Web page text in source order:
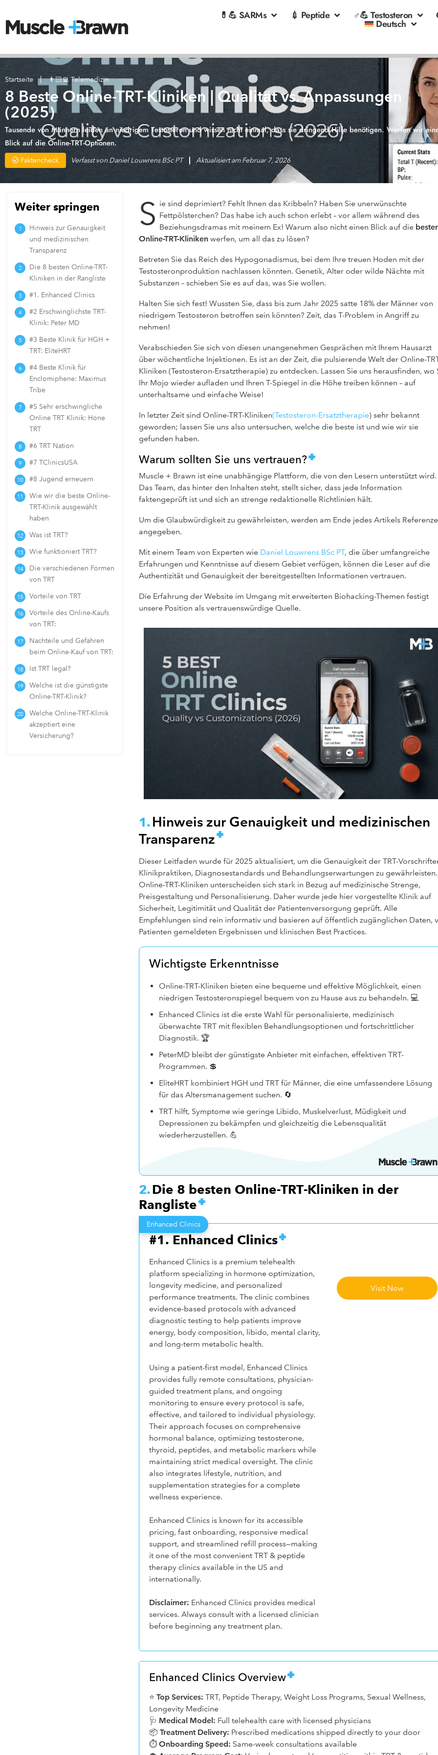
💊💪 SARMs 💉 Peptide ♂💪 Testosteron
Deutsch
Startseite 👨🏻‍💻 Telemedizin
8 Beste Online-TRT-Kliniken | Qualität vs. Anpassungen
(2025)
Tausende von Männern leiden an niedrigem Testosteron und wissen nicht einmal, dass sie dringend Hilfe benötigen. Werfen wir
Blick auf die Online-TRT-Optionen.
Faktencheck Verfasst von Daniel Louwrens BSc PT Aktualisiert am Februar 7, 2026
Weiter springen
Hinweis zur Genauigkeit
und medizinischen
Transparenz
Die 8 besten Online-TRT-
Kliniken in der Rangliste
#1. Enhanced Clinics
#2 Erschwinglichste TRT-
Klinik: Peter MD
#3 Beste Klinik für HGH +
TRT: EliteHRT
#4 Beste Klinik für
Enclomiphene: Maximus
Tribe
#5 Sehr erschwingliche
Online TRT Klinik: Hone
TRT
#6 TRT Nation
#7 TClinicsUSA
#8 Jugend erneuern
Wie wir die beste Online-
TRT-Klinik ausgewählt
haben
Was ist TRT?
Wie funktioniert TRT?
Die verschiedenen Formen
von TRT
Vorteile von TRT
Vorteile des Online-Kaufs
von TRT:
Nachteile und Gefahren
beim Online-Kauf von TRT:
Ist TRT legal?
Welche ist die günstigste
Online-TRT-Klinik?
Welche Online-TRT-Klinik
akzeptiert eine
Versicherung?
S ie sind deprimiert? Fehlt Ihnen das Kribbeln? Haben Sie unerwünschte
Fettpölsterchen? Das habe ich auch schon erlebt – vor allem während des
Beziehungsdramas mit meinem Ex! Warum also nicht einen Blick auf die
Online-TRT-Kliniken werfen, um all das zu lösen?
Betreten Sie das Reich des Hypogonadismus, bei dem Ihre treuen Hoden mit der
Testosteronproduktion nachlassen könnten. Genetik, Alter oder wilde Nächte mit
Substanzen – schieben Sie es auf das, was Sie wollen.
Halten Sie sich fest! Wussten Sie, dass bis zum Jahr 2025 satte 18% der Männer von
niedrigem Testosteron betroffen sein könnten? Zeit, das T-Problem in Angriff zu
nehmen!
Verabschieden Sie sich von diesen unangenehmen Gesprächen mit Ihrem Hausarzt
über wöchentliche Injektionen. Es ist an der Zeit, die pulsierende Welt der Online-
Kliniken (Testosteron-Ersatztherapie) zu entdecken. Lassen Sie uns herausfinden, wo
Ihr Mojo wieder aufladen und Ihren T-Spiegel in die Höhe treiben können – auf
unterhaltsame und einfache Weise!
In letzter Zeit sind Online-TRT-Kliniken(Testosteron-Ersatztherapie) sehr bekannt
geworden; lassen Sie uns also untersuchen, welche die beste ist und wie wir sie
gefunden haben.
Warum sollten Sie uns vertrauen?
Muscle + Brawn ist eine unabhängige Plattform, die von den Lesern unterstützt wird.
Das Team, das hinter den Inhalten steht, stellt sicher, dass jede Information
faktengeprüft ist und sich an strenge redaktionelle Richtlinien hält.
Um die Glaubwürdigkeit zu gewährleisten, werden am Ende jedes Artikels
angegeben.
Mit einem Team von Experten wie Daniel Louwrens BSc PT, die über umfangreiche
Erfahrungen und Kenntnisse auf diesem Gebiet verfügen, können die Leser auf die
Authentizität und Genauigkeit der bereitgestellten Informationen vertrauen.
Die Erfahrung der Website im Umgang mit erweiterten Biohacking-Themen festigt
unsere Position als vertrauenswürdige Quelle.
Hinweis zur Genauigkeit und medizinischen
Transparenz
Dieser Leitfaden wurde für 2025 aktualisiert, um die Genauigkeit der TRT-
Klinikpraktiken, Diagnosestandards und Behandlungserwartungen zu gewährleisten.
Online-TRT-Kliniken unterscheiden sich stark in Bezug auf medizinische Strenge,
Preisgestaltung und Personalisierung. Daher wurde jede hier vorgestellte Klinik auf
Sicherheit, Legitimität und Qualität der Patientenversorgung geprüft. Alle
Empfehlungen sind rein informativ und basieren auf öffentlich zugänglichen Daten,
Patienten gemeldeten Ergebnissen und klinischen Best Practices.
Wichtigste Erkenntnisse
Online-TRT-Kliniken bieten eine bequeme und effektive Möglichkeit, einen
niedrigen Testosteronspiegel bequem von zu Hause aus zu behandeln. 💻
Enhanced Clinics ist die erste Wahl für personalisierte, medizinisch
überwachte TRT mit flexiblen Behandlungsoptionen und fortschrittlicher
Diagnostik. 🏆
PeterMD bleibt der günstigste Anbieter mit einfachen, effektiven TRT-
Programmen. 💲
EliteHRT kombiniert HGH und TRT für Männer, die eine umfassendere Lösung
für das Altersmanagement suchen. 🔄
TRT hilft, Symptome wie geringe Libido, Muskelverlust, Müdigkeit und
Depressionen zu bekämpfen und gleichzeitig die Lebensqualität
wiederherzustellen. 💪
Die 8 besten Online-TRT-Kliniken in der
Rangliste
Enhanced Clinics
#1. Enhanced Clinics
Enhanced Clinics is a premium telehealth
platform specializing in hormone optimization,
longevity medicine, and personalized
performance treatments. The clinic combines
evidence-based protocols with advanced
diagnostic testing to help patients improve
energy, body composition, libido, mental clarity,
and long-term metabolic health.
Using a patient-first model, Enhanced Clinics
provides fully remote consultations, physician-
guided treatment plans, and ongoing
monitoring to ensure every protocol is safe,
effective, and tailored to individual physiology.
Their approach focuses on comprehensive
hormonal balance, optimizing testosterone,
thyroid, peptides, and metabolic markers while
maintaining strict medical oversight. The clinic
also integrates lifestyle, nutrition, and
supplementation strategies for a complete
wellness experience.
Enhanced Clinics is known for its accessible
pricing, fast onboarding, responsive medical
support, and streamlined refill process—making
it one of the most convenient TRT & peptide
therapy clinics available in the US and
internationally.
Disclaimer: Enhanced Clinics provides medical
services. Always consult with a licensed clinician
before beginning any treatment plan.
Visit Now
Enhanced Clinics Overview
⭐ Top Services: TRT, Peptide Therapy, Weight Loss Programs, Sexual Wellness,
Longevity Medicine
🩺 Medical Model: Full telehealth care with licensed physicians
📦 Treatment Delivery: Prescribed medications shipped directly to your door
⏱️ Onboarding Speed: Same-week consultations available